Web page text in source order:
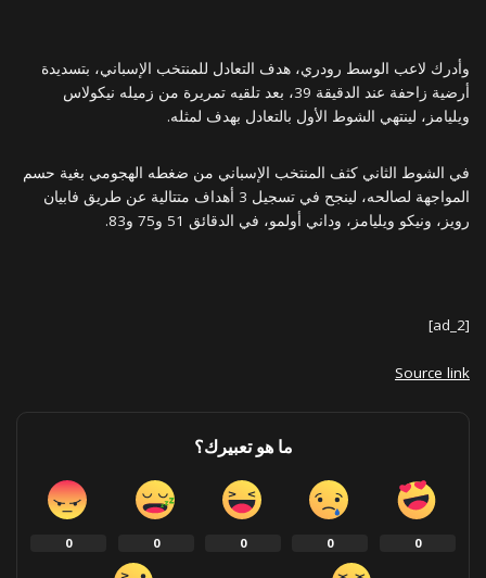
وأدرك لاعب الوسط رودري، هدف التعادل للمنتخب الإسباني، بتسديدة
أرضية زاحفة عند الدقيقة 39، بعد تلقيه تمريرة من زميله نيكولاس
ويليامز، لينتهي الشوط الأول بالتعادل بهدف لمثله.
في الشوط الثاني كثف المنتخب الإسباني من ضغطه الهجومي بغية حسم
المواجهة لصالحه، لينجح في تسجيل 3 أهداف متتالية عن طريق فابيان
رويز، ونيكو ويليامز، وداني أولمو، في الدقائق 51 و75 و83.
[ad_2]
Source link
ما هو تعبيرك؟
0
0
0
0
0